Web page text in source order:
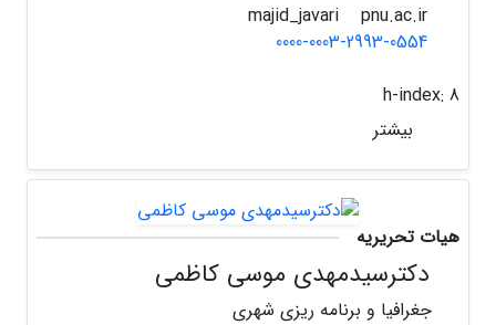
pnu.ac.ir
0000-0003-2993-0554
h-index: 8
بیشتر
هیات تحریریه
دکترسیدمهدی موسی کاظمی
جغرافیا و برنامه ریزی شهری